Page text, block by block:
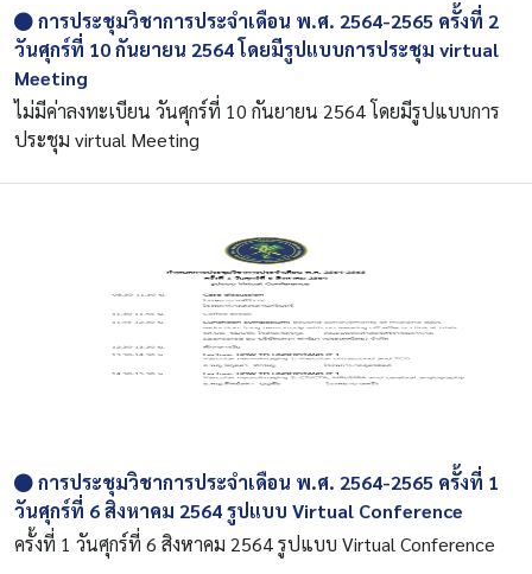
การประชุมวิชาการประจำเดือน พ.ศ. 2564-2565 ครั้งที่ 2
วันศุกร์ที่ 10 กันยายน 2564 โดยมีรูปแบบการประชุม virtual
Meeting
ไม่มีค่าลงทะเบียน วันศุกร์ที่ 10 กันยายน 2564 โดยมีรูปแบบการ
ประชุม virtual Meeting
การประชุมวิชาการประจำเดือน พ.ศ. 2564-2565 ครั้งที่ 1
วันศุกร์ที่ 6 สิงหาคม 2564 รูปแบบ Virtual Conference
ครั้งที่ 1 วันศุกร์ที่ 6 สิงหาคม 2564 รูปแบบ Virtual Conference